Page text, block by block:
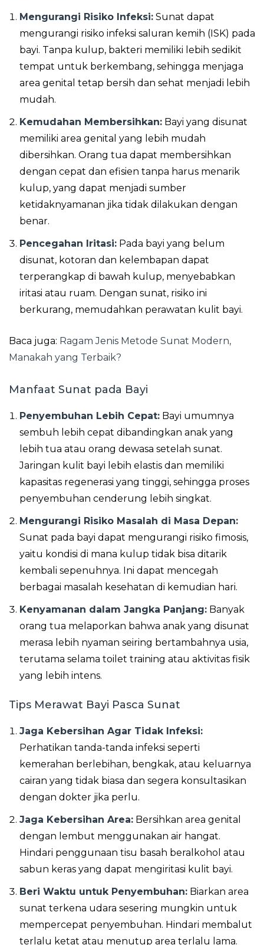
Mengurangi Risiko Infeksi: Sunat dapat
mengurangi risiko infeksi saluran kemih (ISK) pada
bayi. Tanpa kulup, bakteri memiliki lebih sedikit
tempat untuk berkembang, sehingga menjaga
area genital tetap bersih dan sehat menjadi lebih
mudah.
Kemudahan Membersihkan: Bayi yang disunat
memiliki area genital yang lebih mudah
dibersihkan. Orang tua dapat membersihkan
dengan cepat dan efisien tanpa harus menarik
kulup, yang dapat menjadi sumber
ketidaknyamanan jika tidak dilakukan dengan
benar.
Pencegahan Iritasi: Pada bayi yang belum
disunat, kotoran dan kelembapan dapat
terperangkap di bawah kulup, menyebabkan
iritasi atau ruam. Dengan sunat, risiko ini
berkurang, memudahkan perawatan kulit bayi.
Baca juga: Ragam Jenis Metode Sunat Modern,
Manakah yang Terbaik?
Manfaat Sunat pada Bayi
Penyembuhan Lebih Cepat: Bayi umumnya
sembuh lebih cepat dibandingkan anak yang
lebih tua atau orang dewasa setelah sunat.
Jaringan kulit bayi lebih elastis dan memiliki
kapasitas regenerasi yang tinggi, sehingga proses
penyembuhan cenderung lebih singkat.
Mengurangi Risiko Masalah di Masa Depan:
Sunat pada bayi dapat mengurangi risiko fimosis,
yaitu kondisi di mana kulup tidak bisa ditarik
kembali sepenuhnya. Ini dapat mencegah
berbagai masalah kesehatan di kemudian hari.
Kenyamanan dalam Jangka Panjang: Banyak
orang tua melaporkan bahwa anak yang disunat
merasa lebih nyaman seiring bertambahnya usia,
terutama selama toilet training atau aktivitas fisik
yang lebih intens.
Tips Merawat Bayi Pasca Sunat
Jaga Kebersihan Agar Tidak Infeksi:
Perhatikan tanda-tanda infeksi seperti
kemerahan berlebihan, bengkak, atau keluarnya
cairan yang tidak biasa dan segera konsultasikan
dengan dokter jika perlu.
Jaga Kebersihan Area: Bersihkan area genital
dengan lembut menggunakan air hangat.
Hindari penggunaan tisu basah beralkohol atau
sabun keras yang dapat mengiritasi kulit bayi.
Beri Waktu untuk Penyembuhan: Biarkan area
sunat terkena udara sesering mungkin untuk
mempercepat penyembuhan. Hindari membalut
terlalu ketat atau menutup area terlalu lama.